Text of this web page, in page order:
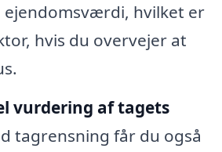
ejendomsværdi, hvilket er
hvis du overvejer at
vurdering af tagets
tagrensning får du også